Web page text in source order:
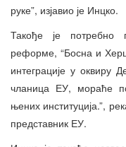
руке”, изјавио је Инцко.
Такође је потребно
реформе, “Босна и
интеграције у оквиру
чланица ЕУ, мораће
њених институција.”,
представник ЕУ.